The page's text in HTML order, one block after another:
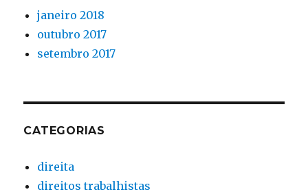
janeiro 2018
outubro 2017
setembro 2017
CATEGORIAS
direita
direitos trabalhistas